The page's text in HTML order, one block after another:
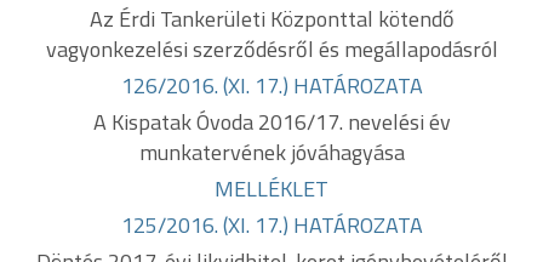
Az Érdi Tankerületi Központtal kötendő
vagyonkezelési szerződésről és megállapodásról
126/2016. (XI. 17.) HATÁROZATA
A Kispatak Óvoda 2016/17. nevelési év
munkatervének jóváhagyása
MELLÉKLET
125/2016. (XI. 17.) HATÁROZATA